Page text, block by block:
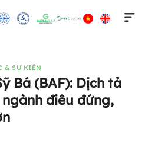
& SỰ KIỆN
Bá (BAF): Dịch tả
điêu đứng,